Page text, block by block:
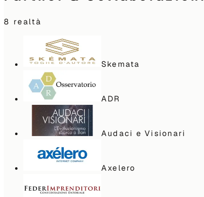
8 realtà
Skemata
ADR
Audaci e Visionari
Axelero